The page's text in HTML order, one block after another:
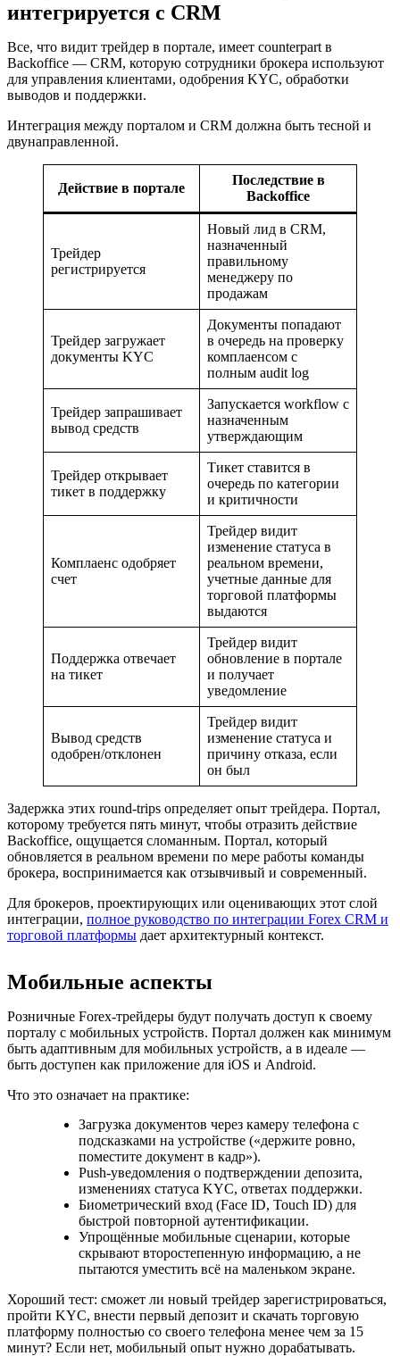
интегрируется с CRM
Все, что видит трейдер в портале, имеет counterpart в
Backoffice — CRM, которую сотрудники брокера используют
для управления клиентами, одобрения KYC, обработки
выводов и поддержки.
Интеграция между порталом и CRM должна быть тесной и
двунаправленной.
Действие в портале
Последствие в
Backoffice
Трейдер
регистрируется
Новый лид в CRM,
назначенный
правильному
менеджеру по
продажам
Трейдер загружает
документы KYC
Документы попадают
в очередь на проверку
комплаенсом с
полным audit log
Трейдер запрашивает
вывод средств
Запускается workflow с
назначенным
утверждающим
Трейдер открывает
тикет в поддержку
Тикет ставится в
очередь по категории
и критичности
Комплаенс одобряет
счет
Трейдер видит
изменение статуса в
реальном времени,
учетные данные для
торговой платформы
выдаются
Поддержка отвечает
на тикет
Трейдер видит
обновление в портале
и получает
уведомление
Вывод средств
одобрен/отклонен
Трейдер видит
изменение статуса и
причину отказа, если
он был
Задержка этих round-trips определяет опыт трейдера. Портал,
которому требуется пять минут, чтобы отразить действие
Backoffice, ощущается сломанным. Портал, который
обновляется в реальном времени по мере работы команды
брокера, воспринимается как отзывчивый и современный.
Для брокеров, проектирующих или оценивающих этот слой
интеграции, полное руководство по интеграции Forex CRM и
торговой платформы дает архитектурный контекст.
Мобильные аспекты
Розничные Forex-трейдеры будут получать доступ к своему
порталу с мобильных устройств. Портал должен как минимум
быть адаптивным для мобильных устройств, а в идеале —
быть доступен как приложение для iOS и Android.
Что это означает на практике:
Загрузка документов через камеру телефона с
подсказками на устройстве («держите ровно,
поместите документ в кадр»).
Push-уведомления о подтверждении депозита,
изменениях статуса KYC, ответах поддержки.
Биометрический вход (Face ID, Touch ID) для
быстрой повторной аутентификации.
Упрощённые мобильные сценарии, которые
скрывают второстепенную информацию, а не
пытаются уместить всё на маленьком экране.
Хороший тест: сможет ли новый трейдер зарегистрироваться,
пройти KYC, внести первый депозит и скачать торговую
платформу полностью со своего телефона менее чем за 15
минут? Если нет, мобильный опыт нужно дорабатывать.